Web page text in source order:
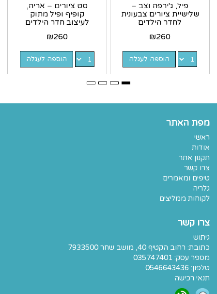
פיל, ג'ירפה וצב –
שלישיית ציורים צבעונית
לחדר הילדים
₪260
הוספה לעגלה
סט ציורים – אריה,
קופיף ופיל מתוק
לעיצוב חדר הילדים
₪260
הוספה לעגלה
מפת האתר
ראשי
אודות
תקנון אתר
צרו קשר
טיפים ומאמרים
גלריה
לקוחות ממליצים
צרו קשר
גיתוש
כתובת: רחוב הקטיף 40, מושב שחר 7933500
מספר עסק: 035747401
טלפון: 0546643436
תנאי רכישה